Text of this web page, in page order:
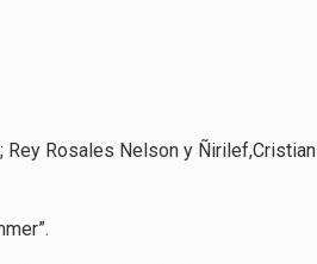
Rey Rosales Nelson y Ñirilef,Cristian